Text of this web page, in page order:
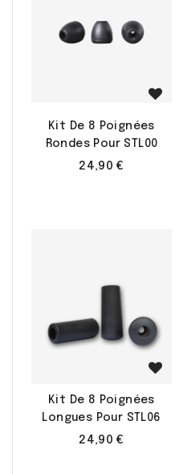
Kit De 8 Poignées
Rondes Pour STL00
24,90 €
Kit De 8 Poignées
Longues Pour STL06
24,90 €